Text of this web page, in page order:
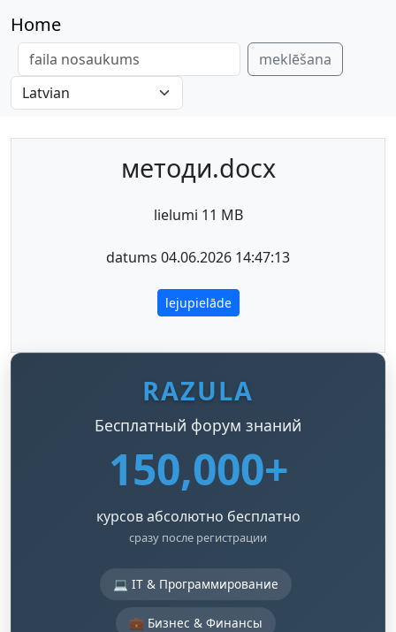
Home
meklēšana
методи.docx
lielumi 11 MB
datums 04.06.2026 14:47:13
lejupielāde
RAZULA
Бесплатный форум знаний
150,000+
курсов абсолютно бесплатно
сразу после регистрации
💻 IT & Программирование
💼 Бизнес & Финансы